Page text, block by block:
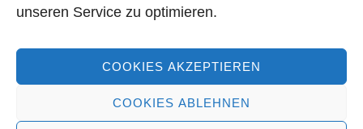
unseren Service zu optimieren.
COOKIES AKZEPTIEREN
COOKIES ABLEHNEN
Rennbahnstraße 29
3109 St. Pölten
Fax: 02742/280-1111